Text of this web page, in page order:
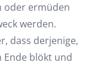
oder ermüden
werden.
dass derjenige,
Ende blökt und